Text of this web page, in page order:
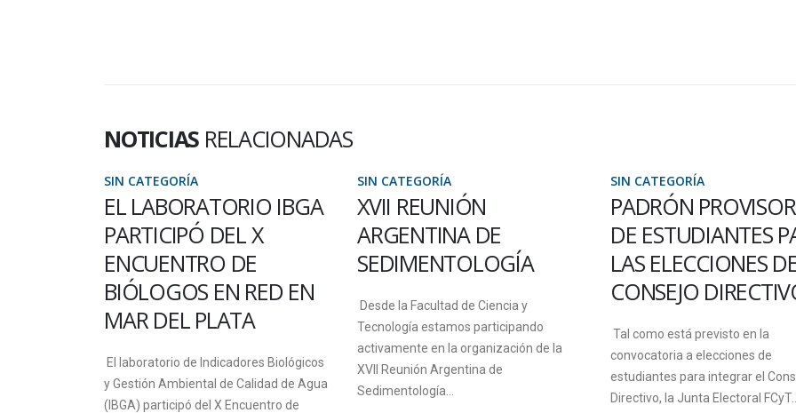
NOTICIAS RELACIONADAS
SIN CATEGORÍA
EL LABORATORIO IBGA
PARTICIPÓ DEL X
ENCUENTRO DE
BIÓLOGOS EN RED EN
MAR DEL PLATA
El laboratorio de Indicadores Biológicos
y Gestión Ambiental de Calidad de Agua
(IBGA) participó del X Encuentro de
SIN CATEGORÍA
XVII REUNIÓN
ARGENTINA DE
SEDIMENTOLOGÍA
Desde la Facultad de Ciencia y
Tecnología estamos participando
activamente en la organización de la
XVII Reunión Argentina de
Sedimentología...
SIN CATEGORÍA
PADRÓN
DE ESTUDIANTES
LAS ELECCIONES
CONSEJO
Tal como está previsto en la
convocatoria a elecciones de
estudiantes para integrar el
Directivo, la Junta Electoral FCyT...